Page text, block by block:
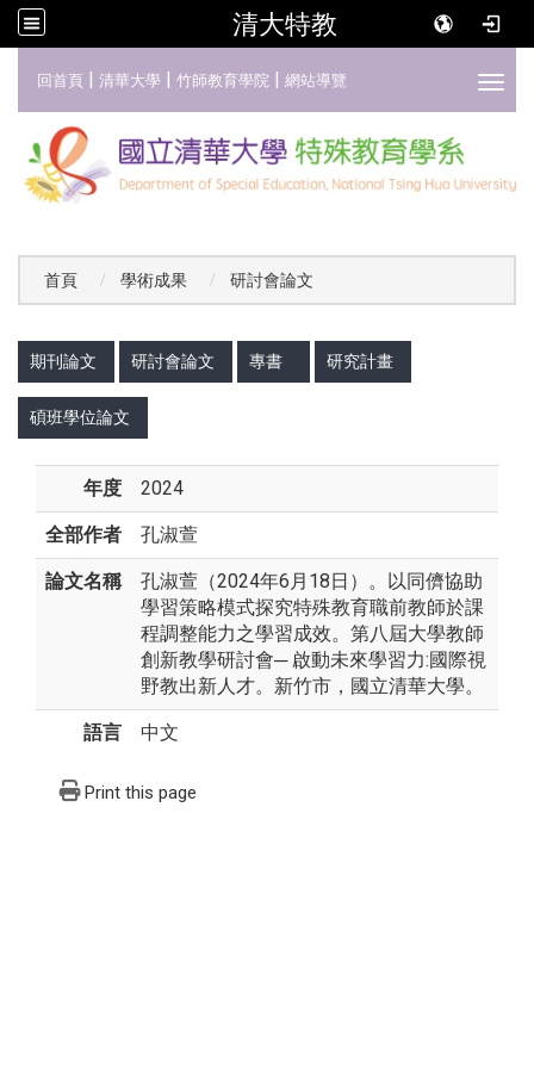
清大特教
回首頁 | 清華大學 | 竹師教育學院 | 網站導覽
首頁 學術成果 研討會論文
期刊論文 研討會論文 專書 研究計畫
碩班學位論文
年度 2024
全部作者 孔淑萱
論文名稱
孔淑萱（2024年6月18日）。以同儕協助
學習策略模式探究特殊教育職前教師於課
程調整能力之學習成效。第八屆大學教師
創新教學研討會─ 啟動未來學習力:國際視
野教出新人才。新竹市，國立清華大學。
語言 中文
Print this page